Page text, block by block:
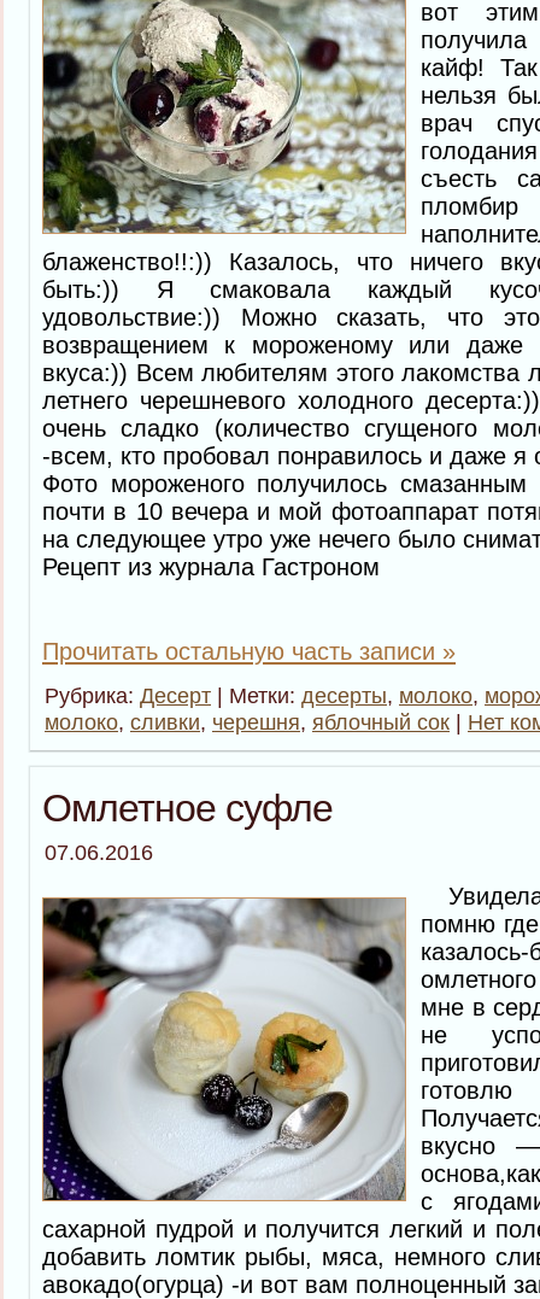
вот
кайф!
нельзя
врач
съесть
блаженство!!:)) Казалось, что ничего
быть:)) Я смаковала каждый
удовольствие:)) Можно сказать, что
возвращением к мороженому или даже
вкуса:)) Всем любителям этого лакомства
летнего черешневого холодного
очень сладко (количество сгущеного
-всем, кто пробовал понравилось и даже я
Фото мороженого получилось
почти в 10 вечера и мой фотоаппарат
на следующее утро уже нечего было
Рецепт из журнала Гастроном
Прочитать остальную часть записи »
Рубрика: Десерт | Метки: десерты, молоко,
молоко, сливки, черешня, яблочный сок | Нет
Омлетное суфле
07.06.2016
помню
мне в
не
вкусно —
с
сахарной пудрой и получится легкий и
добавить ломтик рыбы, мяса, немного
авокадо(огурца) -и вот вам полноценный